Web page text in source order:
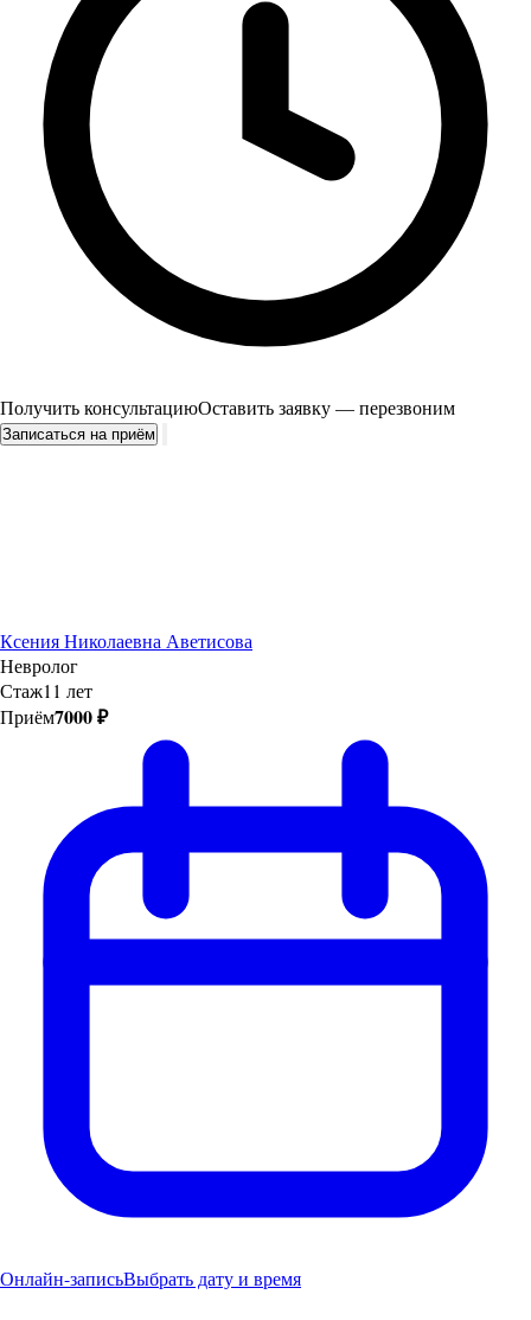
Получить консультациюОставить заявку — перезвоним
Записаться на приём
Ксения Николаевна Аветисова
Невролог
Стаж11 лет
Приём7000 ₽
Онлайн-записьВыбрать дату и время